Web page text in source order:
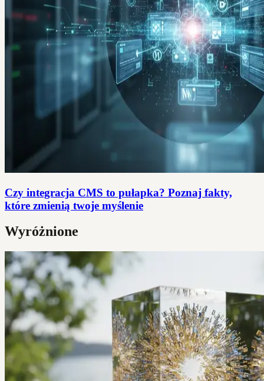
Czy integracja CMS to pułapka? Poznaj fakty,
które zmienią twoje myślenie
Wyróżnione